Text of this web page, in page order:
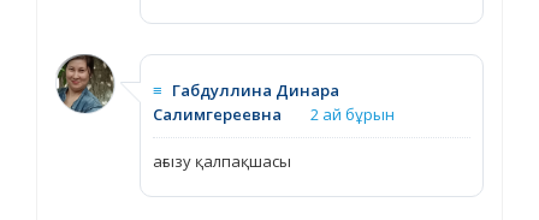
≡ Габдуллина Динара
Салимгереевна
2 ай бұрын
ағызу қалпақшасы